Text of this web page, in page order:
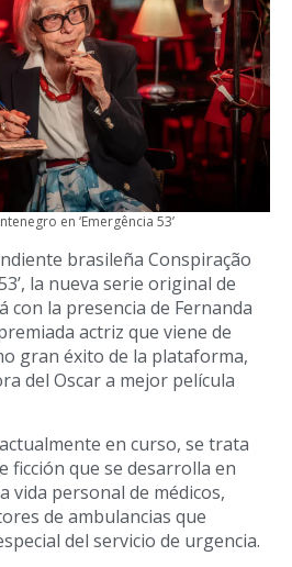
en ‘Emergência 53’
brasileña Conspiração
la nueva serie original de
con la presencia de Fernanda
actriz que viene de
gran éxito de la plataforma,
del Oscar a mejor película
en curso, se trata
ficción que se desarrolla en
vida personal de médicos,
de ambulancias que
del servicio de urgencia.